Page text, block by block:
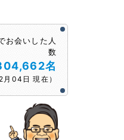
お会いした人
数
名
月04日 現在）